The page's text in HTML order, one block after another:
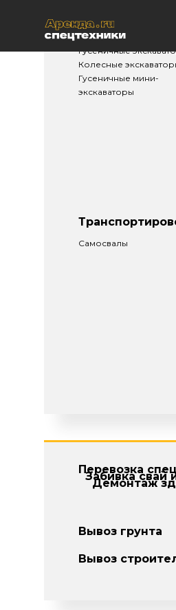
Землеройная
Гусеничные
Колесные
Гусеничные мини-
экскаваторы
Самосвалы
Перевозка
Забивка свай
Демонтаж
Вывоз грунта
Вывоз